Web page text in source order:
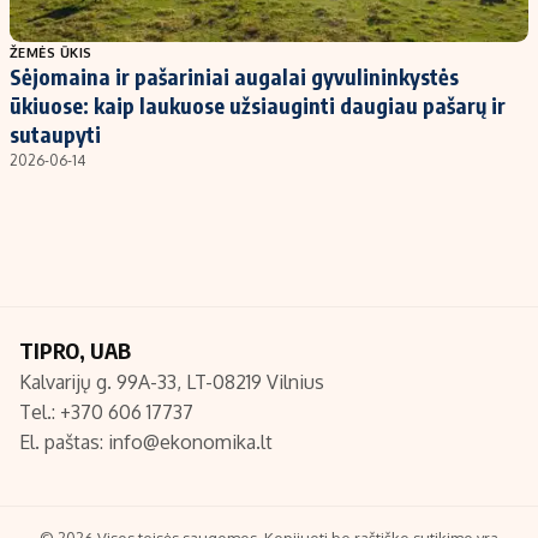
Populiarios temos
Investavimas
Akcijų rinka
Saulės elektrinės
Titulinis
Nedarbo išmokos skaičiuoklė
Redakcija
Apie mus
Redakcijos politika
ŽEMĖS ŪKIS
Sėjomaina ir pašariniai augalai gyvulininkystės
ūkiuose: kaip laukuose užsiauginti daugiau pašarų ir
sutaupyti
2026-06-14
TIPRO, UAB
Kalvarijų g. 99A-33, LT-08219 Vilnius
Tel.: +370 606 17737
El. paštas: info@ekonomika.lt